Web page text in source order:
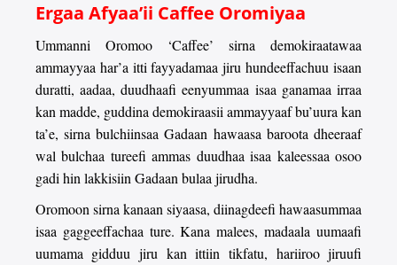
Ergaa Afyaa’ii Caffee Oromiyaa
Ummanni Oromoo ‘Caffee’ sirna demokiraatawaa
ammayyaa har’a itti fayyadamaa jiru hundeeffachuu isaan
duratti, aadaa, duudhaafi eenyummaa isaa ganamaa irraa
kan madde, guddina demokiraasii ammayyaaf bu’uura kan
ta’e, sirna bulchiinsaa Gadaan hawaasa baroota dheeraaf
wal bulchaa tureefi ammas duudhaa isaa kaleessaa osoo
gadi hin lakkisiin Gadaan bulaa jirudha.
Oromoon sirna kanaan siyaasa, diinagdeefi hawaasummaa
isaa gaggeeffachaa ture. Kana malees, madaala uumaafi
uumama gidduu jiru kan ittiin tikfatu, hariiroo jiruufi